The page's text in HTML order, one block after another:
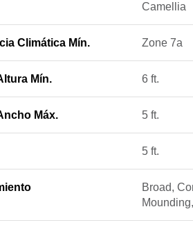
Camellia
Climática Mín. Zone 7a
Mín. 6 ft.
Máx. 5 ft.
5 ft.
Broad,